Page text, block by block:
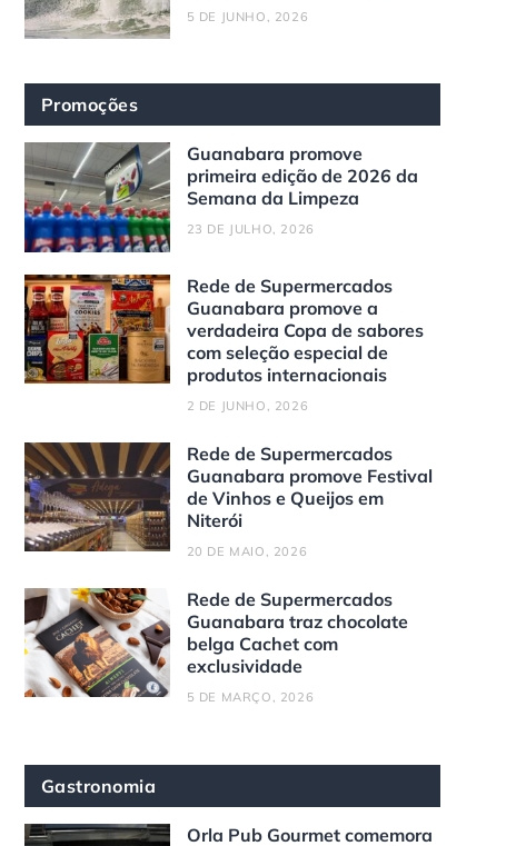
5 DE JUNHO, 2026
Promoções
Guanabara promove
primeira edição de 2026 da
Semana da Limpeza
23 DE JULHO, 2026
Rede de Supermercados
Guanabara promove a
verdadeira Copa de sabores
com seleção especial de
produtos internacionais
2 DE JUNHO, 2026
Rede de Supermercados
Guanabara promove Festival
de Vinhos e Queijos em
Niterói
20 DE MAIO, 2026
Rede de Supermercados
Guanabara traz chocolate
belga Cachet com
exclusividade
5 DE MARÇO, 2026
Gastronomia
Orla Pub Gourmet comemora